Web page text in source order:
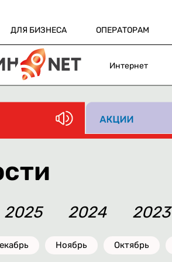
ДЛЯ БИЗНЕСА ОПЕРАТОРАМ
Интернет
2025 2024 2023
Ноябрь Октябрь